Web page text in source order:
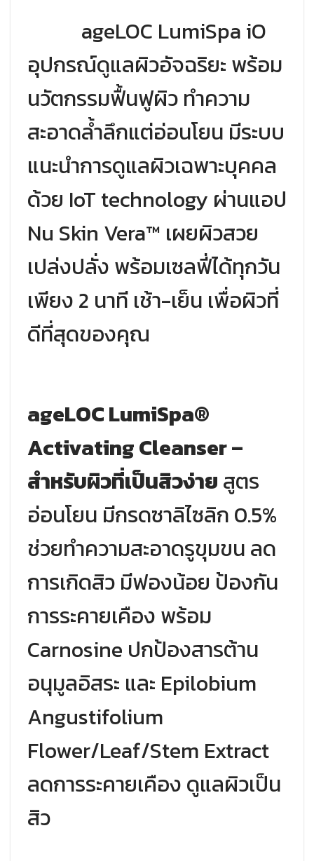
ageLOC LumiSpa iO
อุปกรณ์ดูแลผิวอัจฉริยะ พร้อม
นวัตกรรมฟื้นฟูผิว ทำความ
สะอาดล้ำลึกแต่อ่อนโยน มีระบบ
แนะนำการดูแลผิวเฉพาะบุคคล
ด้วย IoT technology ผ่านแอป
Nu Skin Vera™ เผยผิวสวย
เปล่งปลั่ง พร้อมเซลฟี่ได้ทุกวัน
เพียง 2 นาที เช้า-เย็น เพื่อผิวที่
ดีที่สุดของคุณ
ageLOC LumiSpa®
Activating Cleanser –
สำหรับผิวที่เป็นสิวง่าย สูตร
อ่อนโยน มีกรดซาลิไซลิก 0.5%
ช่วยทำความสะอาดรูขุมขน ลด
การเกิดสิว มีฟองน้อย ป้องกัน
การระคายเคือง พร้อม
Carnosine ปกป้องสารต้าน
อนุมูลอิสระ และ Epilobium
Angustifolium
Flower/Leaf/Stem Extract
ลดการระคายเคือง ดูแลผิวเป็น
สิว